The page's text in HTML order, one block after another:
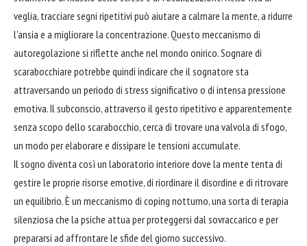
veglia, tracciare segni ripetitivi può aiutare a calmare la mente, a ridurre
l'ansia e a migliorare la concentrazione. Questo meccanismo di
autoregolazione si riflette anche nel mondo onirico. Sognare di
scarabocchiare potrebbe quindi indicare che il sognatore sta
attraversando un periodo di stress significativo o di intensa pressione
emotiva. Il subconscio, attraverso il gesto ripetitivo e apparentemente
senza scopo dello scarabocchio, cerca di trovare una valvola di sfogo,
un modo per elaborare e dissipare le tensioni accumulate.
Il sogno diventa così un laboratorio interiore dove la mente tenta di
gestire le proprie risorse emotive, di riordinare il disordine e di ritrovare
un equilibrio. È un meccanismo di coping notturno, una sorta di terapia
silenziosa che la psiche attua per proteggersi dal sovraccarico e per
prepararsi ad affrontare le sfide del giorno successivo.